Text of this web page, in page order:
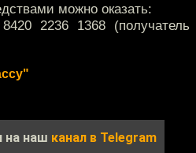
можно оказать:
2236 1368 (получатель
на наш канал в Telegram